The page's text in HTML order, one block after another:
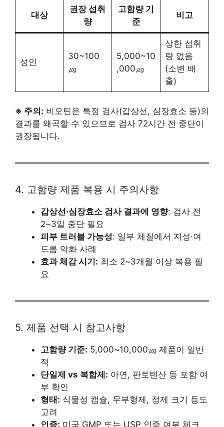
대상
권장 섭취
량
고함량 기
준
비고
성인
30~100
㎍
5,000~10
,000㎍
상한 섭취
량 없음
(소변 배
출)
※ 주의: 비오틴은 특정 검사(갑상선, 심장효소 등)의
결과를 왜곡할 수 있으므로 검사 72시간 전 중단이
권장됩니다.
4. 고함량 제품 복용 시 주의사항
갑상선·심장효소 검사 결과에 영향: 검사 전
2~3일 중단 필요
피부 트러블 가능성: 일부 체질에서 지성·여
드름 악화 사례
효과 체감 시기: 최소 2~3개월 이상 복용 필
요
5. 제품 선택 시 참고사항
고함량 기준: 5,000~10,000㎍ 제품이 일반
적
단일제 vs 복합제: 아연, 판토텐산 등 포함 여
부 확인
형태: 식물성 캡슐, 무부형제, 정제 크기 등도
고려
인증: 미국 GMP 또는 USP 인증 여부 체크